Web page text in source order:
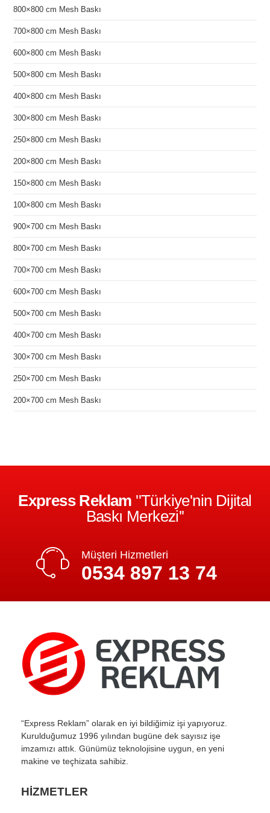
800×800 cm Mesh Baskı
700×800 cm Mesh Baskı
600×800 cm Mesh Baskı
500×800 cm Mesh Baskı
400×800 cm Mesh Baskı
300×800 cm Mesh Baskı
250×800 cm Mesh Baskı
200×800 cm Mesh Baskı
150×800 cm Mesh Baskı
100×800 cm Mesh Baskı
900×700 cm Mesh Baskı
800×700 cm Mesh Baskı
700×700 cm Mesh Baskı
600×700 cm Mesh Baskı
500×700 cm Mesh Baskı
400×700 cm Mesh Baskı
300×700 cm Mesh Baskı
250×700 cm Mesh Baskı
200×700 cm Mesh Baskı
Express Reklam ''Türkiye'nin Dijital
Baskı Merkezi''
Müşteri Hizmetleri
0534 897 13 74
“Express Reklam” olarak en iyi bildiğimiz işi yapıyoruz.
Kurulduğumuz 1996 yılından bugüne dek sayısız işe
imzamızı attık. Günümüz teknolojisine uygun, en yeni
makine ve teçhizata sahibiz.
HİZMETLER